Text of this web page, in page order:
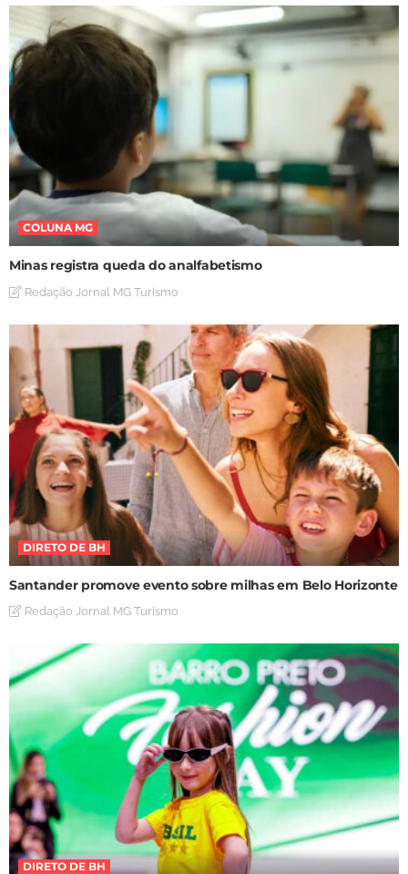
COLUNA MG
Minas registra queda do analfabetismo
Redação Jornal MG Turismo
DIRETO DE BH
Santander promove evento sobre milhas em Belo Horizonte
Redação Jornal MG Turismo
DIRETO DE BH